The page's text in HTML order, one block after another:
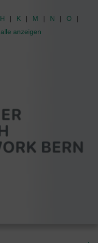
H K M N
O
alle anzeigen